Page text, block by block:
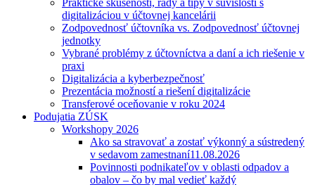
digitalizáciou v účtovnej kancelárii
Zodpovednosť účtovníka vs. Zodpovednosť účtovnej
jednotky
Vybrané problémy z účtovníctva a daní a ich riešenie v
praxi
Digitalizácia a kyberbezpečnosť
Prezentácia možností a riešení digitalizácie
Transferové oceňovanie v roku 2024
Podujatia ZÚSK
Workshopy 2026
Ako sa stravovať a zostať výkonný a sústredený
v sedavom zamestnaní11.08.2026
Povinnosti podnikateľov v oblasti odpadov a
obalov – čo by mal vedieť každý